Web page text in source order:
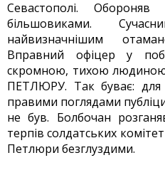
Севастополі.
більшовиками.
найвизначнішим
Вправний офіцер у
скромною, тихою
ПЕТЛЮРУ. Так буває: для
правими поглядами
не був. Болбочан
терпів солдатських
Петлюри безглуздими.